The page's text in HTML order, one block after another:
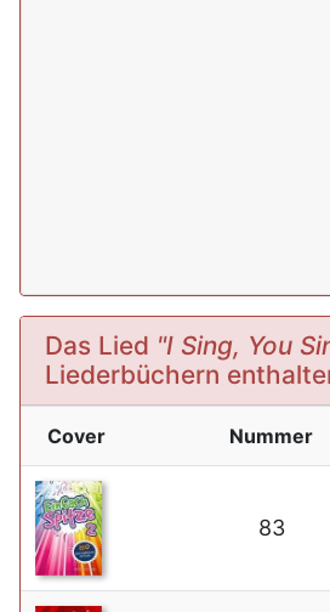
Das Lied "I Sing, You
Liederbüchern
Cover Nummer
83